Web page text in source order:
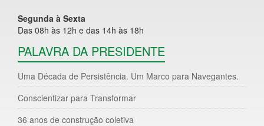
Segunda à Sexta
Das 08h às 12h e das 14h às 18h
PALAVRA DA PRESIDENTE
Uma Década de Persistência. Um Marco para Navegantes.
Conscientizar para Transformar
36 anos de construção coletiva